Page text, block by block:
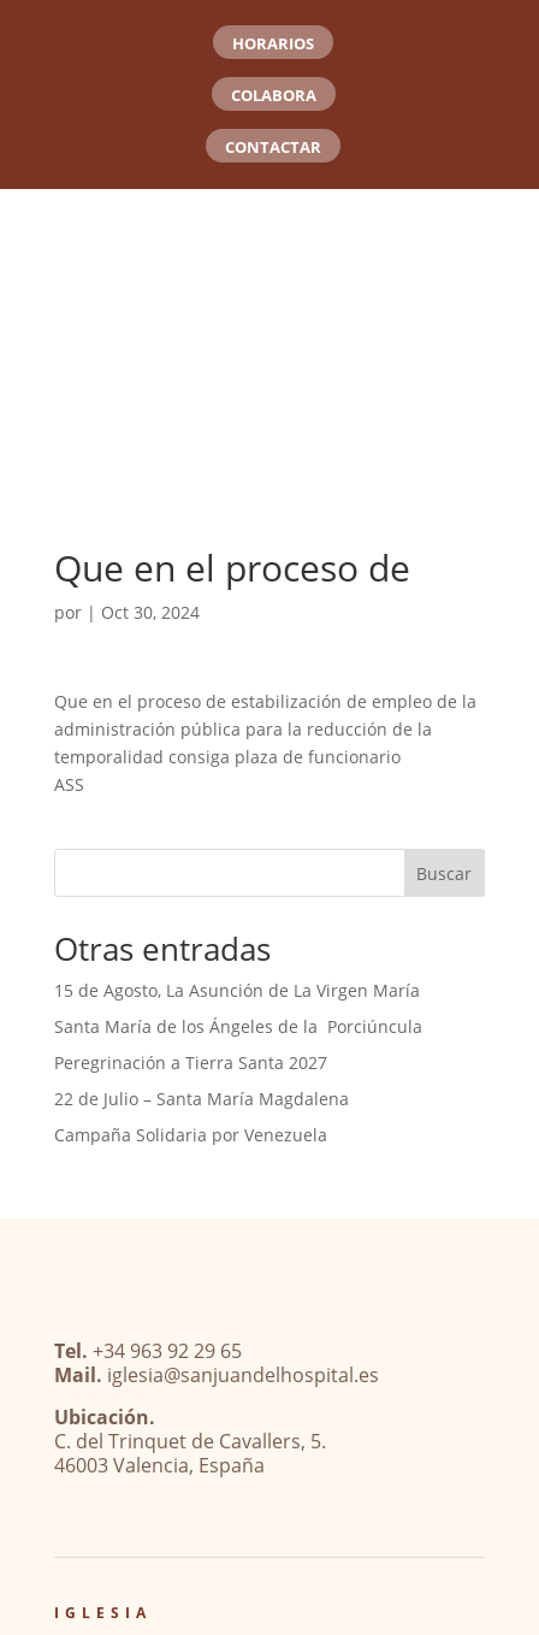
HORARIOS
COLABORA
CONTACTAR
Que en el proceso de
por | Oct 30, 2024
Que en el proceso de estabilización de empleo de la
administración pública para la reducción de la
temporalidad consiga plaza de funcionario
ASS
Buscar
Otras entradas
15 de Agosto, La Asunción de La Virgen María
Santa María de los Ángeles de la Porciúncula
Peregrinación a Tierra Santa 2027
22 de Julio – Santa María Magdalena
Campaña Solidaria por Venezuela
Tel. +34 963 92 29 65
Mail. iglesia@sanjuandelhospital.es
Ubicación.
C. del Trinquet de Cavallers, 5.
46003 Valencia, España
IGLESIA